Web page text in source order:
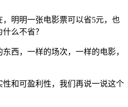
明明一张电影票可以省5元，也
么不省？
西，一样的场次，一样的电影，
和可盈利性，我们再说一说这个